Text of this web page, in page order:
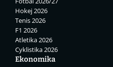
Hokej 2026
Tenis 2026
F1 2026
Atletika 2026
Cyklistika 2026
Ekonomika